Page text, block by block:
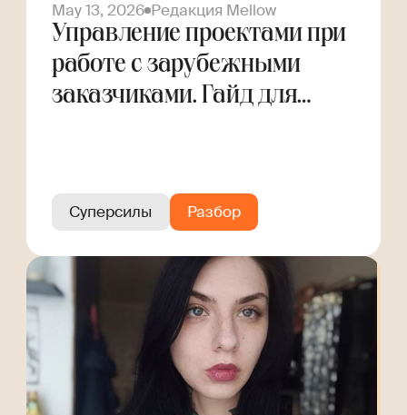
May 13, 2026 Редакция Mellow
Управление проектами при
работе с зарубежными
заказчиками. Гайд для
Суперсилы Разбор